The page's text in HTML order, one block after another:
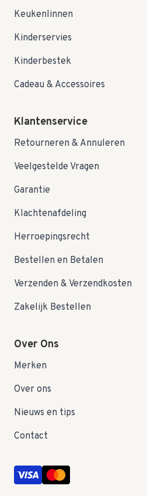
Keukenlinnen
Kinderservies
Kinderbestek
Cadeau & Accessoires
Klantenservice
Retourneren & Annuleren
Veelgestelde Vragen
Garantie
Klachtenafdeling
Herroepingsrecht
Bestellen en Betalen
Verzenden & Verzendkosten
Zakelijk Bestellen
Over Ons
Merken
Over ons
Nieuws en tips
Contact